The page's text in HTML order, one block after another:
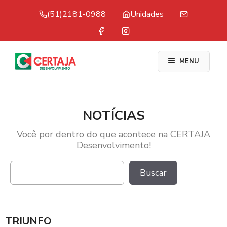
conteúdo
(51)2181-0988 Unidades
MENU
NOTÍCIAS
Você por dentro do que acontece na CERTAJA
Desenvolvimento!
Pesquisar
Buscar
TRIUNFO